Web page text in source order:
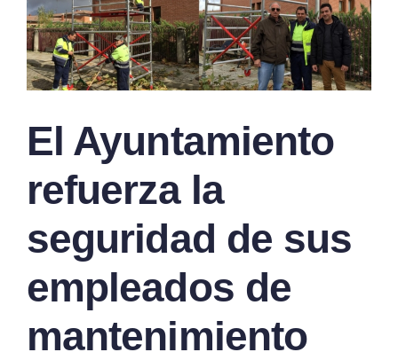
El Ayuntamiento
refuerza la
seguridad de sus
empleados de
mantenimiento